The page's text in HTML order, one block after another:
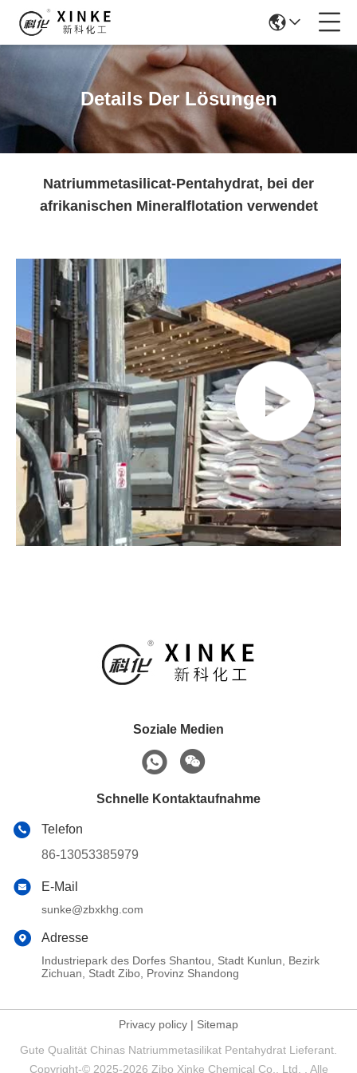
Details Der Lösungen
Natriummetasilicat-Pentahydrat, bei der
afrikanischen Mineralflotation verwendet
Soziale Medien
Schnelle Kontaktaufnahme
Telefon
86-13053385979
E-Mail
sunke@zbxkhg.com
Adresse
Industriepark des Dorfes Shantou, Stadt Kunlun, Bezirk
Zichuan, Stadt Zibo, Provinz Shandong
Privacy policy | Sitemap
Gute Qualität Chinas Natriummetasilikat Pentahydrat Lieferant.
Copyright-© 2025-2026 Zibo Xinke Chemical Co., Ltd. . Alle